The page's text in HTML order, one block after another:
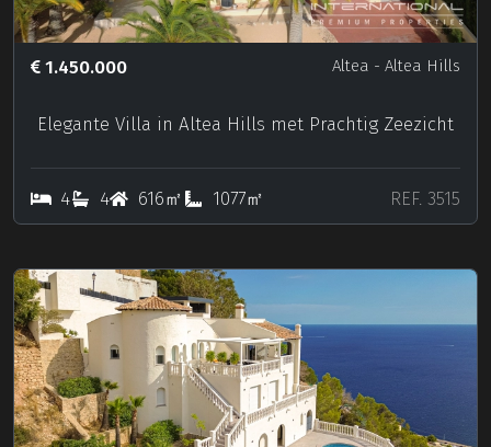
1.450.000 Altea - Altea Hills
Elegante Villa in Altea Hills met Prachtig Zeezicht
4 4 616㎡ 1077㎡ REF. 3515